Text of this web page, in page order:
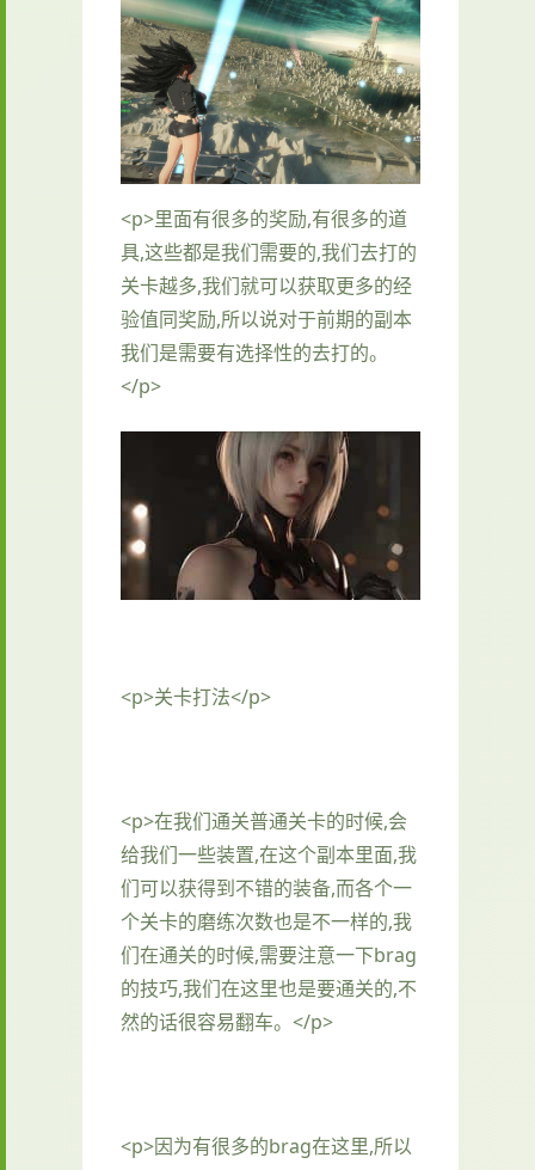
<p>里面有很多的奖励,有很多的道
具,这些都是我们需要的,我们去打的
关卡越多,我们就可以获取更多的经
验值同奖励,所以说对于前期的副本
我们是需要有选择性的去打的。
</p>
<p>关卡打法</p>
<p>在我们通关普通关卡的时候,会
给我们一些装置,在这个副本里面,我
们可以获得到不错的装备,而各个一
个关卡的磨练次数也是不一样的,我
们在通关的时候,需要注意一下brag
的技巧,我们在这里也是要通关的,不
然的话很容易翻车。</p>
<p>因为有很多的brag在这里,所以